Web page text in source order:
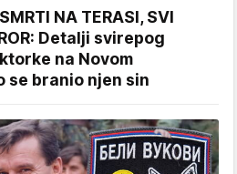
NA TERASI, SVI
Detalji svirepog
na Novom
se branio njen sin